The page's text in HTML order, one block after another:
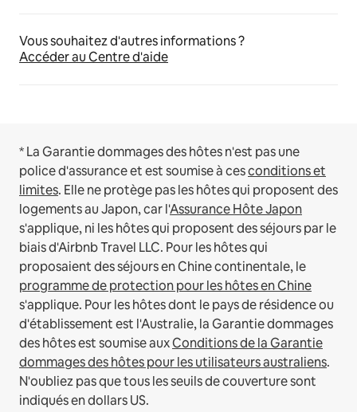
Vous souhaitez d'autres informations ?
Accéder au Centre d'aide
* La Garantie dommages des hôtes n'est pas une
police d'assurance et est soumise à cesconditions et
limites. Elle ne protège pas les hôtes qui proposent des
logements au Japon, car l'Assurance Hôte Japon
s'applique, ni les hôtes qui proposent des séjours par le
biais d'Airbnb Travel LLC. Pour les hôtes qui
proposaient des séjours en Chine continentale, le
programme de protection pour les hôtes en Chine
s'applique. Pour les hôtes dont le pays de résidence ou
d'établissement est l'Australie, la Garantie dommages
des hôtes est soumise auxConditions de la Garantie
dommages des hôtes pour les utilisateurs australiens.
N'oubliez pas que tous les seuils de couverture sont
indiqués en dollars US.